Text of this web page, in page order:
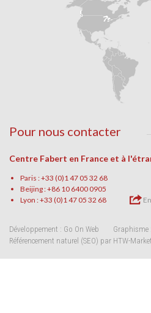
Pour nous contacter
Centre Fabert en France et à
Paris : +33 (0)1 47 05 32 68
Beijing : +86 10 6400 0905
Lyon : +33 (0)1 47 05 32 68
Développement : Go On Web Graphisme
Référencement naturel (SEO) par HTW-